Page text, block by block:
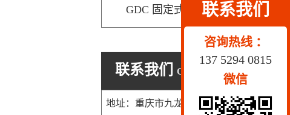
联系我们
咨询热线 ：
137 5294 0815
微信
GDC 固定式动态车辆检测秤
联系我们 CONTACT US
地址：重庆市九龙坡区科园一路